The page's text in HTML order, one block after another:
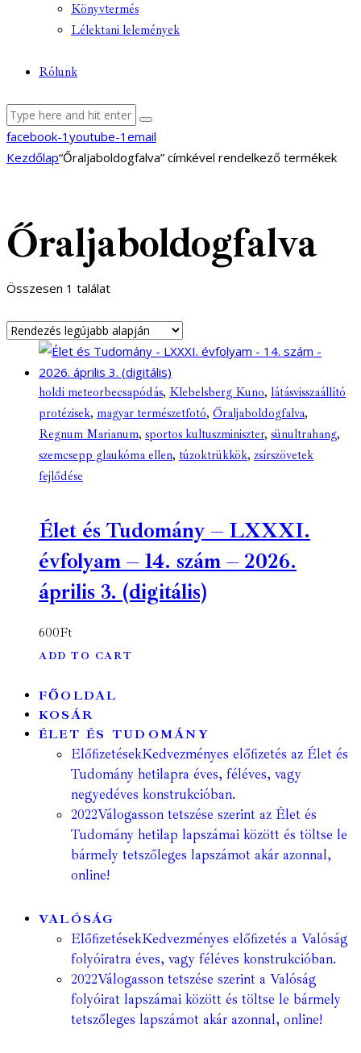
Könyvtermés
Lélektani lelemények
Rólunk
facebook-1 youtube-1 email
Kezdőlap“Őraljaboldogfalva” címkével rendelkező termékek
Őraljaboldogfalva
Összesen 1 találat
holdi meteorbecsapódás, Klebelsberg Kuno, látásvisszaállító
protézisek, magyar természetfotó, Őraljaboldogfalva,
Regnum Marianum, sportos kultuszminiszter, sünultrahang,
szemcsepp glaukóma ellen, túzoktrükkök, zsírszövetek
fejlődése
Élet és Tudomány – LXXXI.
évfolyam – 14. szám – 2026.
április 3. (digitális)
600Ft
ADD TO CART
FŐOLDAL
KOSÁR
ÉLET ÉS TUDOMÁNY
ElőfizetésekKedvezményes előfizetés az Élet és
Tudomány hetilapra éves, féléves, vagy
negyedéves konstrukcióban.
2022Válogasson tetszése szerint az Élet és
Tudomány hetilap lapszámai között és töltse le
bármely tetszőleges lapszámot akár azonnal,
online!
VALÓSÁG
ElőfizetésekKedvezményes előfizetés a Valóság
folyóiratra éves, vagy féléves konstrukcióban.
2022Válogasson tetszése szerint a Valóság
folyóirat lapszámai között és töltse le bármely
tetszőleges lapszámot akár azonnal, online!